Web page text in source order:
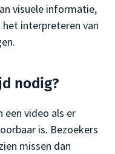
visuele informatie,
interpreteren van
nodig?
video als er
is. Bezoekers
missen dan